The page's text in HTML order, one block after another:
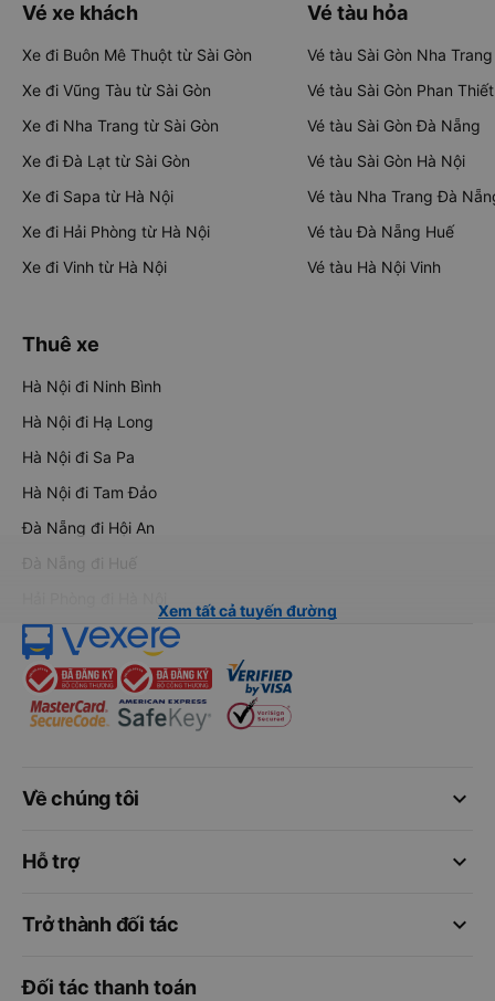
Vé xe khách
Xe đi Buôn Mê Thuột từ Sài Gòn
Xe đi Vũng Tàu từ Sài Gòn
Xe đi Nha Trang từ Sài Gòn
Xe đi Đà Lạt từ Sài Gòn
Xe đi Sapa từ Hà Nội
Xe đi Hải Phòng từ Hà Nội
Xe đi Vinh từ Hà Nội
Vé tàu hỏa
Vé tàu Sài Gòn Nha Trang
Vé tàu Sài Gòn Phan Thiết
Vé tàu Sài Gòn Đà Nẵng
Vé tàu Sài Gòn Hà Nội
Vé tàu Nha Trang Đà
Vé tàu Đà Nẵng Huế
Vé tàu Hà Nội Vinh
Thuê xe
Hà Nội đi Ninh Bình
Hà Nội đi Hạ Long
Hà Nội đi Sa Pa
Hà Nội đi Tam Đảo
Đà Nẵng đi Hội An
Đà Nẵng đi Huế
Xem tất cả tuyến đường
keyboard_arrow_down
Về chúng tôi
keyboard_arrow_down
Hỗ trợ
keyboard_arrow_down
Trở thành đối tác
Đối tác thanh toán